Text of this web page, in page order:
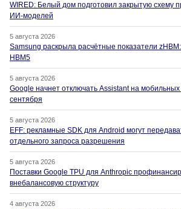
WIRED: Белый дом подготовил закрытую схему
ИИ-моделей
5 августа 2026
Samsung раскрыла расчётные показатели
HBM5
5 августа 2026
Google начнет отключать Assistant на мобильных
сентября
5 августа 2026
EFF: рекламные SDK для Android могут
отдельного запроса разрешения
5 августа 2026
Поставки Google TPU для Anthropic
внебалансовую структуру
4 августа 2026